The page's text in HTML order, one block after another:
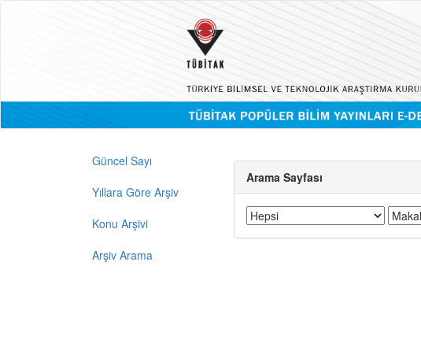
Güncel Sayı
Yıllara Göre Arşiv
Konu Arşivi
Arşiv Arama
Arama Sayfası